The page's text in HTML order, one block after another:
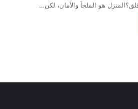
هو الملجأ والأمان، لكن…